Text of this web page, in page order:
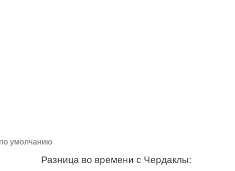
умолчанию
Разница во времени с Чердаклы: